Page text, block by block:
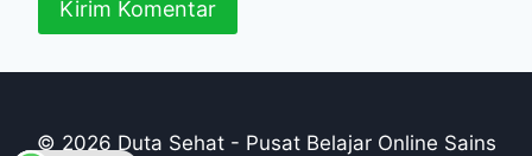
© 2026 Duta Sehat - Pusat Belajar Online Sains